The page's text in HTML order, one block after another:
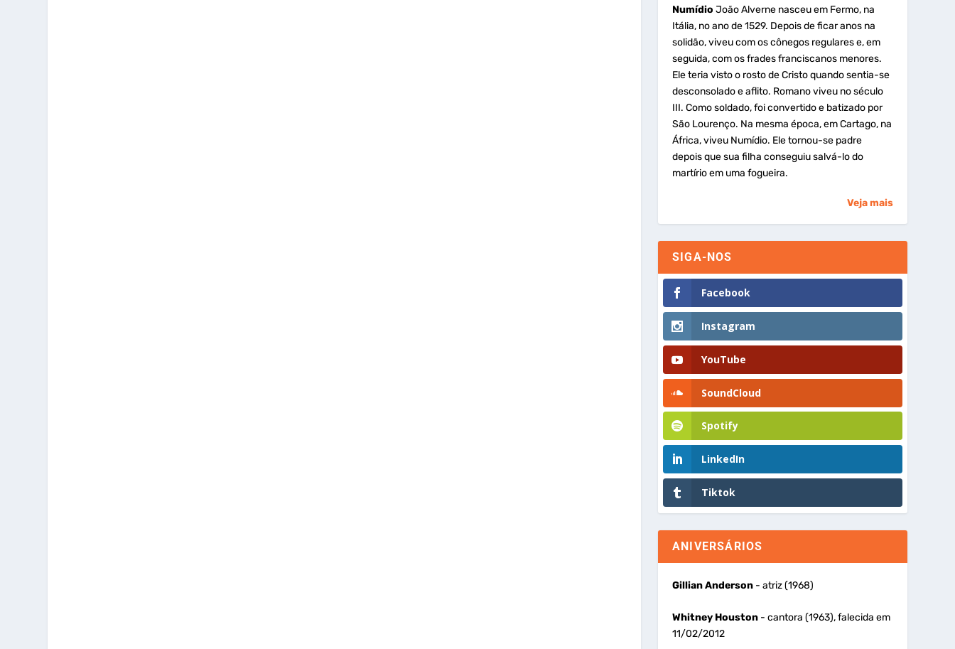
Numídio João Alverne nasceu em Fermo, na
Itália, no ano de 1529. Depois de ficar anos na
solidão, viveu com os cônegos regulares e, em
seguida, com os frades franciscanos menores.
Ele teria visto o rosto de Cristo quando sentia-se
desconsolado e aflito. Romano viveu no século
III. Como soldado, foi convertido e batizado por
São Lourenço. Na mesma época, em Cartago, na
África, viveu Numídio. Ele tornou-se padre
depois que sua filha conseguiu salvá-lo do
martírio em uma fogueira.
Veja mais
SIGA-NOS
Facebook
Instagram
YouTube
SoundCloud
Spotify
LinkedIn
Tiktok
ANIVERSÁRIOS
Gillian Anderson- atriz (1968)
Whitney Houston- cantora (1963), falecida em
11/02/2012